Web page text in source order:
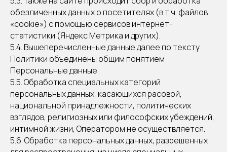
обезличенных данных о посетителях (в т.ч. файлов
«cookie») с помощью сервисов интернет-
статистики (Яндекс Метрика и других).
5.4. Вышеперечисленные данные далее по тексту
Политики объединены общим понятием
Персональные данные.
5.5. Обработка специальных категорий
персональных данных, касающихся расовой,
национальной принадлежности, политических
взглядов, религиозных или философских убеждений,
интимной жизни, Оператором не осуществляется.
5.6. Обработка персональных данных, разрешенных